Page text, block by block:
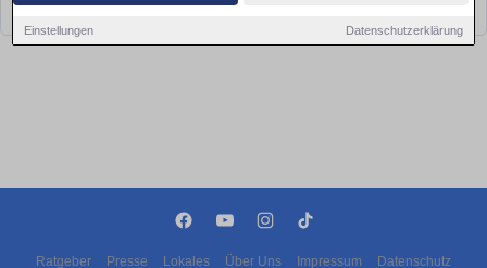
Einstellungen Datenschutzerklärung
bald wieder vorbei!
Ratgeber Presse Lokales Über Uns Impressum Datenschutz